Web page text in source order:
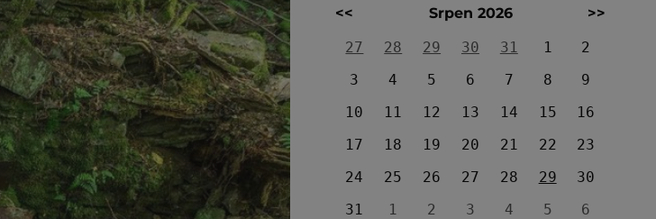
<< Srpen 2026
>>
27
28 29 30 31 1
2
3
4 5 6 7 8
9
10
11 12 13 14 15
16
17
18 19 20 21 22
23
24
25 26 27 28 29
30
31
1 2 3 4 5 6